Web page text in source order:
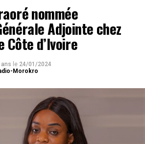
nommée
Adjointe chez
Côte d’Ivoire
le 24/01/2024
Morokro